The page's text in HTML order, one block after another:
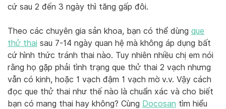
cứ sau 2 đến 3 ngày thì tăng gấp đôi.
Theo các chuyên gia sản khoa, bạn có thể dùng que
thử thai sau 7-14 ngày quan hệ mà không áp dụng bất
cứ hình thức tránh thai nào. Tuy nhiên nhiều chị em nói
rằng họ gặp phải tình trạng que thử thai 2 vạch nhưng
vẫn có kinh, hoặc 1 vạch đậm 1 vạch mờ v.v. Vậy cách
đọc que thử thai như thế nào là chuẩn xác và cho biết
bạn có mang thai hay không? Cùng Docosan tìm hiểu